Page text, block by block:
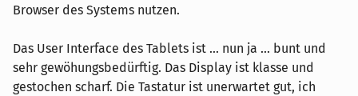
Browser des Systems nutzen.
Das User Interface des Tablets ist ... nun ja ... bunt und
sehr gewöhungsbedürftig. Das Display ist klasse und
gestochen scharf. Die Tastatur ist unerwartet gut, ich